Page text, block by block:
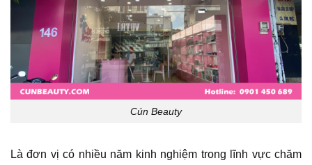
Cún Beauty
Là đơn vị có nhiều năm kinh nghiệm trong lĩnh vực chăm